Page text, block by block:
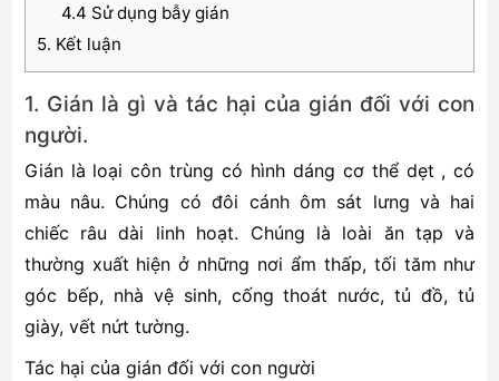
4.4 Sử dụng bẫy gián
5. Kết luận
1. Gián là gì và tác hại của gián đối với con
người.
Gián là loại côn trùng có hình dáng cơ thể dẹt , có
màu nâu. Chúng có đôi cánh ôm sát lưng và hai
chiếc râu dài linh hoạt. Chúng là loài ăn tạp và
thường xuất hiện ở những nơi ẩm thấp, tối tăm như
góc bếp, nhà vệ sinh, cống thoát nước, tủ đồ, tủ
giày, vết nứt tường.
Tác hại của gián đối với con người